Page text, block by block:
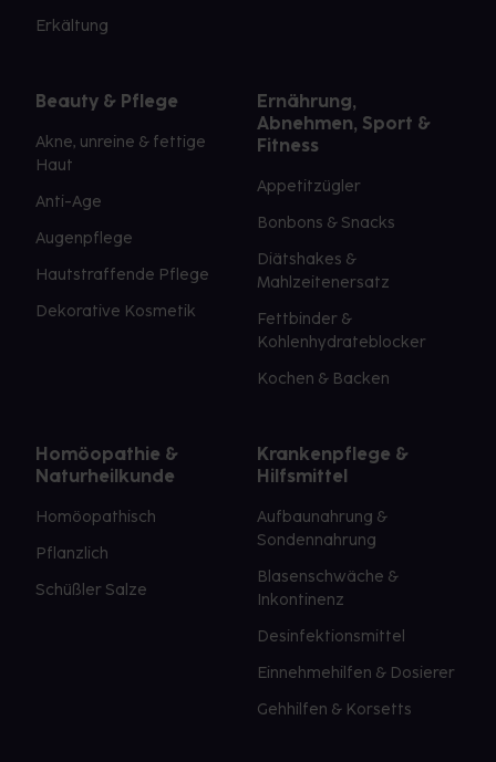
Erkältung
Beauty & Pflege
Akne, unreine & fettige
Haut
Anti-Age
Augenpflege
Hautstraffende Pflege
Dekorative Kosmetik
Ernährung,
Abnehmen, Sport &
Fitness
Appetitzügler
Bonbons & Snacks
Diätshakes &
Mahlzeitenersatz
Fettbinder &
Kohlenhydrateblocker
Kochen & Backen
Homöopathie &
Naturheilkunde
Homöopathisch
Pflanzlich
Schüßler Salze
Krankenpflege &
Hilfsmittel
Aufbaunahrung &
Sondennahrung
Blasenschwäche &
Inkontinenz
Desinfektionsmittel
Einnehmehilfen & Dosierer
Gehhilfen & Korsetts